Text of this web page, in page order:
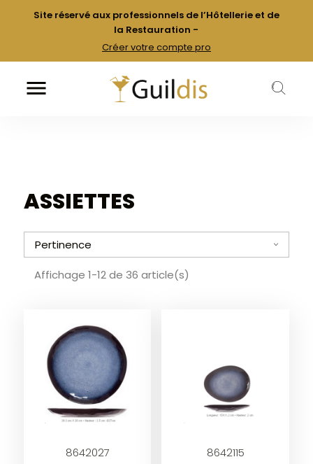
Site réservé aux professionnels de l’Hôtellerie et de
la Restauration -
Créer votre compte pro
 k
ASSIETTES
Pertinence a
Affichage 1-12 de 36 article(s)
8642027 8642115